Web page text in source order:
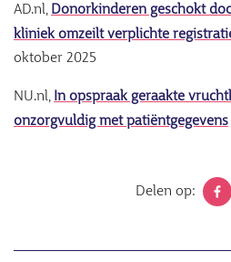
AD.nl, Donorkinderen geschokt
kliniek omzeilt verplichte
oktober 2025
NU.nl, In opspraak geraakte
onzorgvuldig met patiëntgegevens
Delen op: